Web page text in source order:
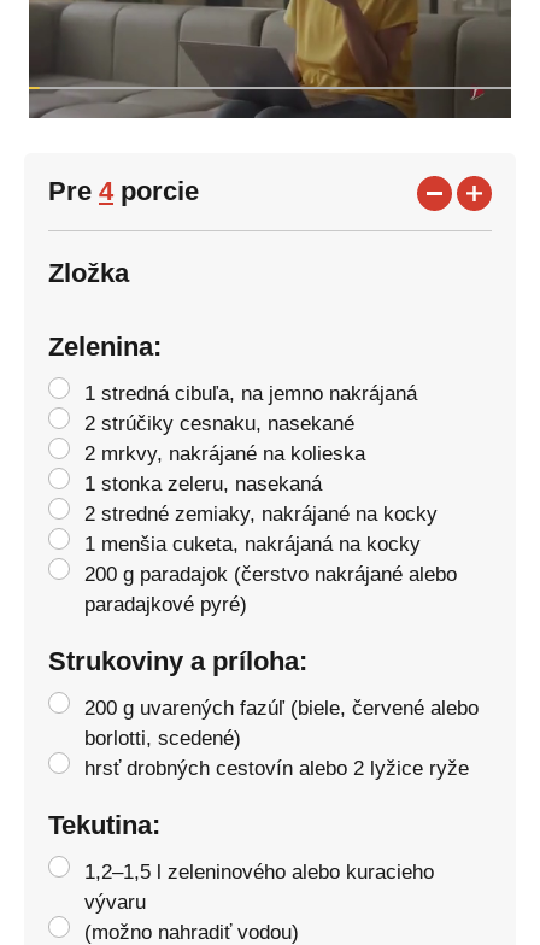
Pre 4porcie
Zložka
Zelenina:
1 stredná cibuľa, na jemno nakrájaná
2 strúčiky cesnaku, nasekané
2 mrkvy, nakrájané na kolieska
1 stonka zeleru, nasekaná
2 stredné zemiaky, nakrájané na kocky
1 menšia cuketa, nakrájaná na kocky
200 g paradajok (čerstvo nakrájané alebo
paradajkové pyré)
Strukoviny a príloha:
200 g uvarených fazúľ (biele, červené alebo
borlotti, scedené)
hrsť drobných cestovín alebo 2 lyžice ryže
Tekutina:
1,2–1,5 l zeleninového alebo kuracieho
vývaru
(možno nahradiť vodou)